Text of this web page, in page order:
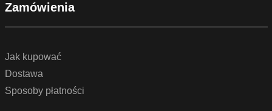
Zamówienia
Jak kupować
Dostawa
Sposoby płatności